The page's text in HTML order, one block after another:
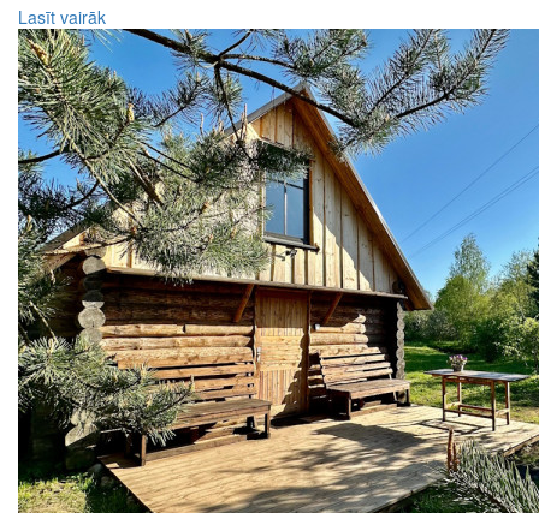
Lasīt vairāk